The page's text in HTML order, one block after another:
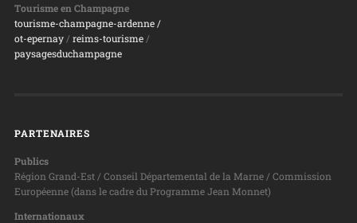
Tourisme en Champagne
tourisme-champagne-ardenne /
ot-epernay/ reims-tourisme/
paysagesduchampagne
PARTENAIRES
Publics
Région Grand-Est / Conseil Départemental de la Marne / Commission
Européenne (dans le cadre du Programme Jean Monnet)
Internationaux